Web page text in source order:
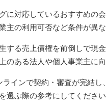
に対応しているおすすめの
主の利用可否など条件が異な
する売上債権を前倒しで現
のある法人や個人事業主に向
インで契約・審査が完結
選ぶ際の参考にしてください